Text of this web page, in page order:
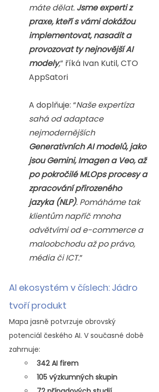
máte dělat. Jsme experti z
praxe, kteří s vámi dokážou
implementovat, nasadit a
provozovat ty nejnovější AI
modely,” říká Ivan Kutil, CTO
AppSatori
A doplňuje: “Naše expertíza
sahá od adaptace
nejmodernějších
Generativních AI modelů, jako
jsou Gemini, Imagen a Veo, až
po pokročilé MLOps procesy a
zpracování přirozeného
jazyka (NLP). Pomáháme tak
klientům napříč mnoha
odvětvími od e-commerce a
maloobchodu až po právo,
média či ICT.”
AI ekosystém v číslech: Jádro
tvoří produkt
Mapa jasně potvrzuje obrovský
potenciál českého AI. V současné době
zahrnuje:
342 AI firem
105 výzkumných skupin